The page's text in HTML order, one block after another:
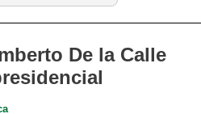
De la Calle